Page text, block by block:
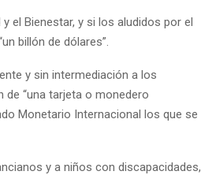
el Bienestar, y si los aludidos por el
billón de dólares”.
y sin intermediación a los
de “una tarjeta o monedero
Monetario Internacional los que se
y a niños con discapacidades,